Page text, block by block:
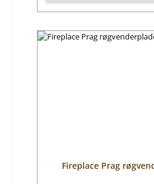
Fireplace Prag